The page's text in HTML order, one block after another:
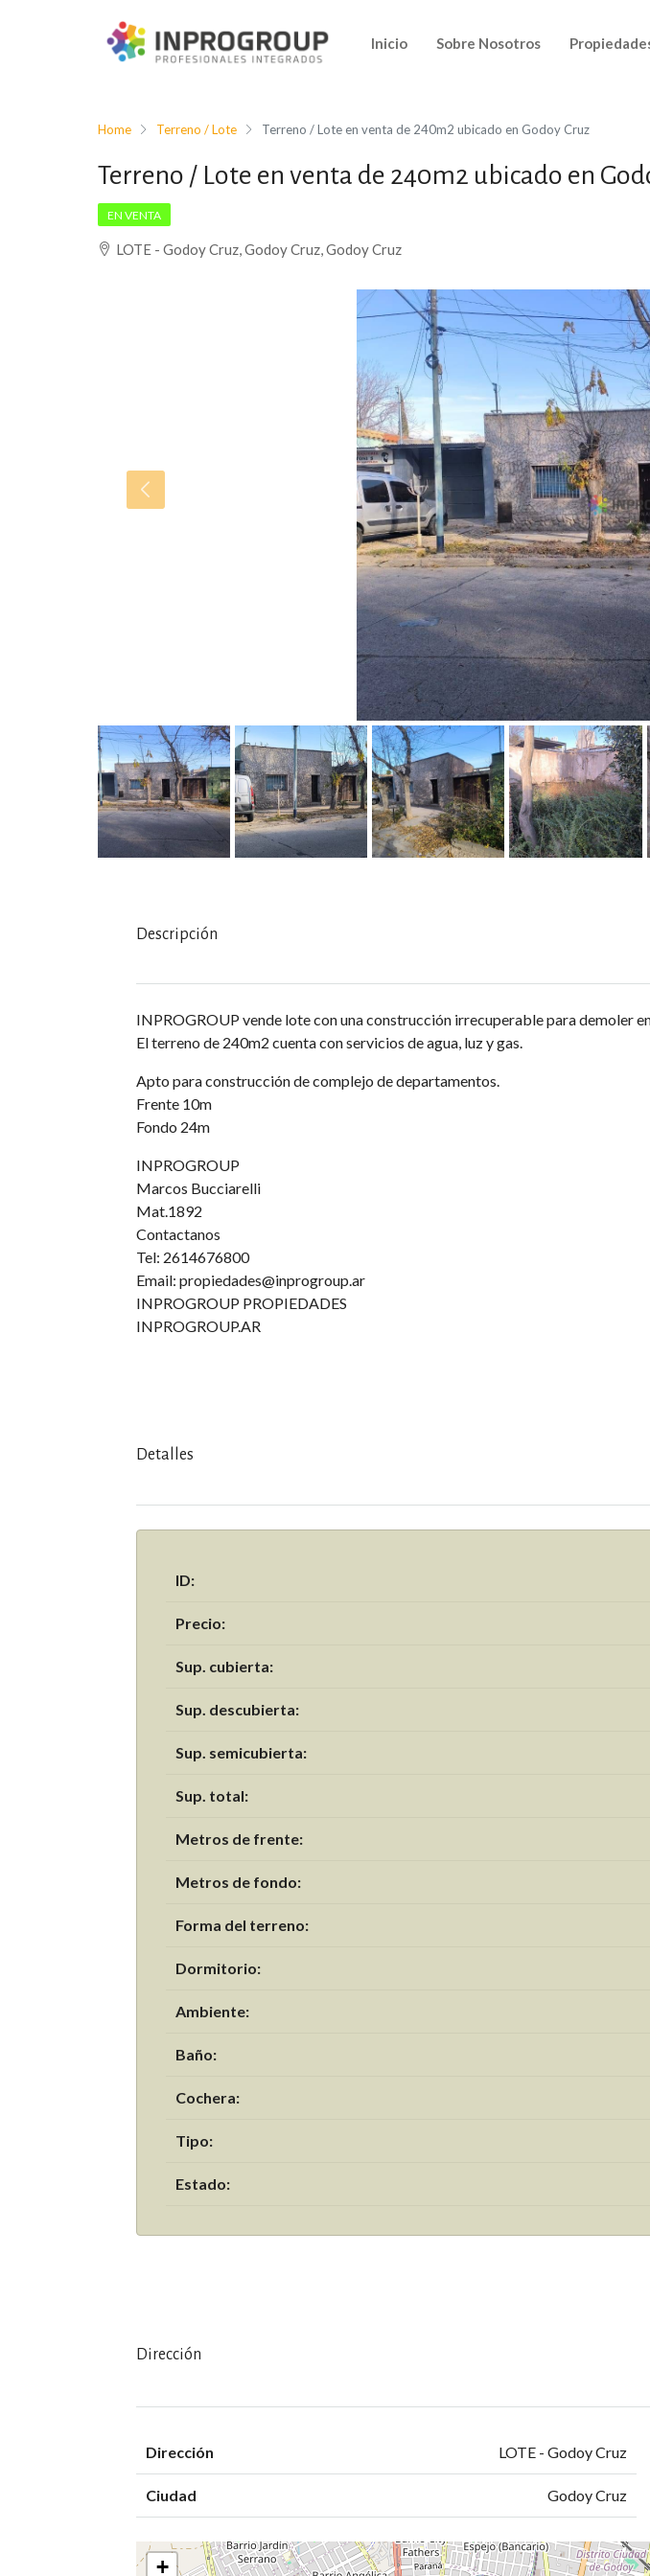
Inicio Sobre Nosotros
Home Terreno / Lote Terreno / Lote en venta de 240m2 ubicado en Godoy Cruz
Terreno / Lote en venta de 240m2 ubicado en
EN VENTA
LOTE - Godoy Cruz, Godoy Cruz, Godoy Cruz
Descripción
INPROGROUP vende lote con una construcción irrecuperable para demoler
El terreno de 240m2 cuenta con servicios de agua, luz y gas.
Apto para construcción de complejo de departamentos.
Frente 10m
Fondo 24m
INPROGROUP
Marcos Bucciarelli
Mat.1892
Contactanos
Tel: 2614676800
Email: propiedades@inprogroup.ar
INPROGROUP PROPIEDADES
INPROGROUP.AR
Detalles
ID:
Precio:
Sup. cubierta:
Sup. descubierta:
Sup. semicubierta:
Sup. total:
Metros de frente:
Metros de fondo:
Forma del terreno:
Dormitorio:
Ambiente:
Baño:
Cochera:
Tipo:
Estado:
Dirección
Dirección LOTE - Godoy Cruz
Ciudad Godoy Cruz
+